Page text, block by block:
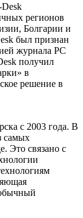
регионов
Болгарии и
был признан
журнала PC
получил
в
решение в
с 2003 года. В
самых
Это связано с